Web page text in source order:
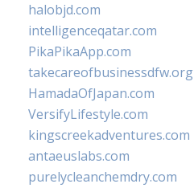
halobjd.com
intelligenceqatar.com
PikaPikaApp.com
takecareofbusinessdfw.org
HamadaOfJapan.com
VersifyLifestyle.com
kingscreekadventures.com
antaeuslabs.com
purelycleanchemdry.com